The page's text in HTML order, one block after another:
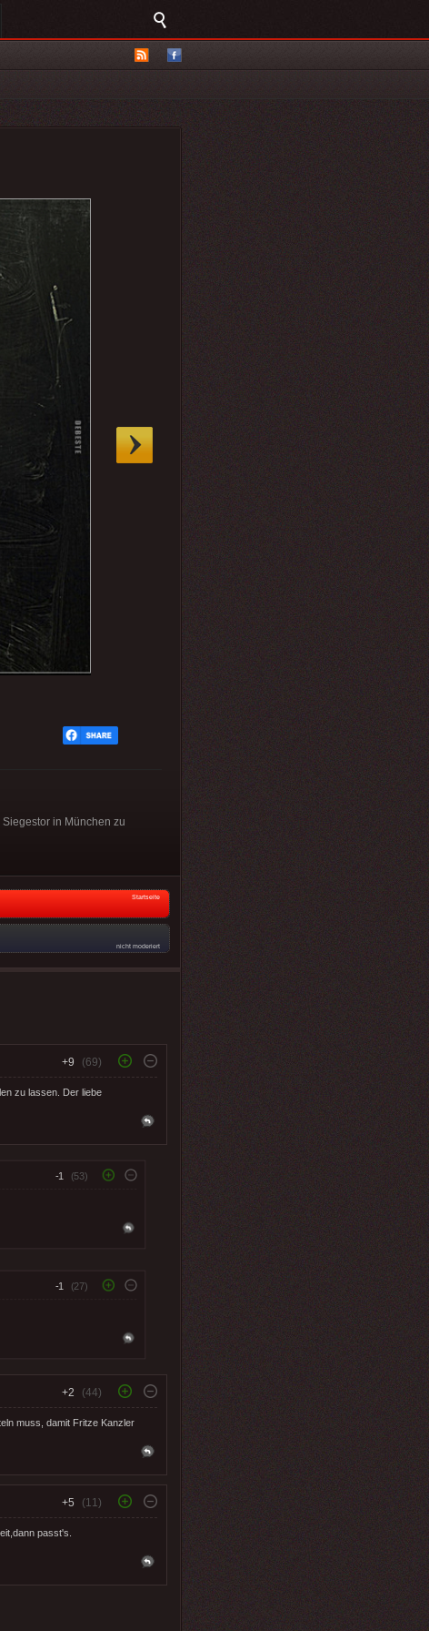
in München zu
Startseite
nicht moderiert
+9 (69)
zu lassen. Der liebe
-1 (53)
-1 (27)
+2 (44)
muss, damit Fritze Kanzler
+5 (11)
passt's.